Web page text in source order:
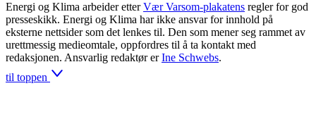
Energi og Klima arbeider etter Vær Varsom-plakatens regler for god
presseskikk. Energi og Klima har ikke ansvar for innhold på
eksterne nettsider som det lenkes til. Den som mener seg rammet av
urettmessig medieomtale, oppfordres til å ta kontakt med
redaksjonen. Ansvarlig redaktør er Ine Schwebs.
til toppen